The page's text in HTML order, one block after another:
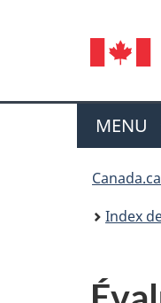
de
la
MENU
Canada.ca
Index